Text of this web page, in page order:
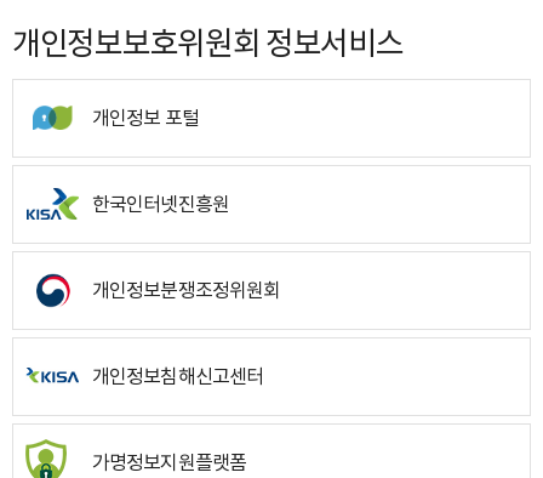
개인정보보호위원회 정보서비스
개인정보 포털
한국인터넷진흥원
개인정보분쟁조정위원회
개인정보침해신고센터
가명정보지원플랫폼